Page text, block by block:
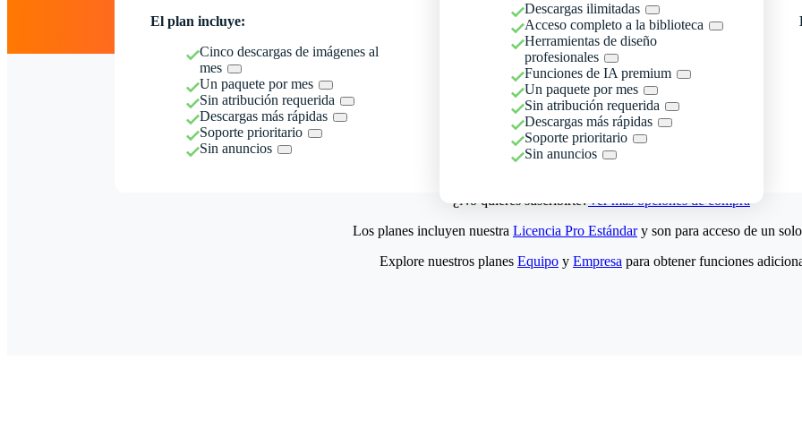
El plan incluye:
Cinco descargas de imágenes al
mes
Un paquete por mes
Sin atribución requerida
Descargas más rápidas
Soporte prioritario
Sin anuncios
Descargas ilimitadas
Acceso completo a la biblioteca
Herramientas de diseño
profesionales
Funciones de IA premium
Un paquete por mes
Sin atribución requerida
Descargas más rápidas
Soporte prioritario
Sin anuncios
¿No quieres suscribirte?Ver más opciones de compra
Los planes incluyen nuestra Licencia Pro Estándary son para acceso de un
Explore nuestros planes Equipo y Empresa para obtener funciones